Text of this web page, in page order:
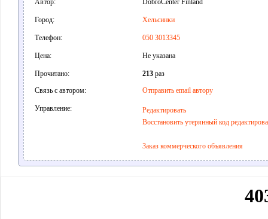
Автор: DobroCenter Finland
Город: Хельсинки
Телефон: 050 3013345
Цена: Не указана
Прочитано: 213раз
Связь с автором:
Отправить email автору
Управление:
Редактировать
Восстановить утерянный код
Заказ коммерческого объявления